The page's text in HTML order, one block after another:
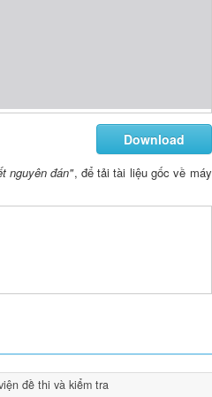
Download
nguyên đán", để tải tài liệu gốc về máy
đề thi và kiểm tra